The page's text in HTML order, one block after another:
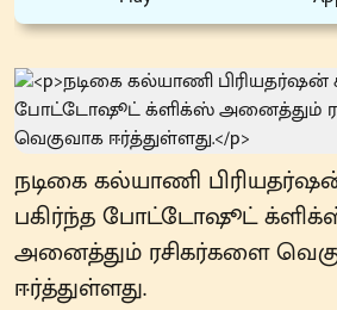
நடிகை கல்யாணி
பகிர்ந்த போட்டோஷூட்
அனைத்தும் ரசிகர்களை
ஈர்த்துள்ளது.